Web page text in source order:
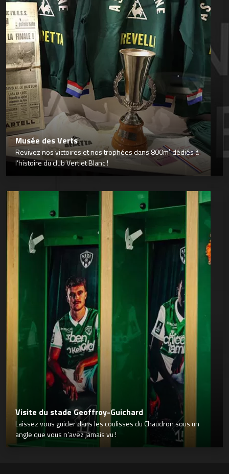
Musée des Verts
Revivez nos victoires et nos trophées dans 800m² dédiés à
l’histoire du club Vert et Blanc !
Visite du stade Geoffroy-Guichard
Laissez vous guider dans les coulisses du Chaudron sous un
angle que vous n’avez jamais vu !